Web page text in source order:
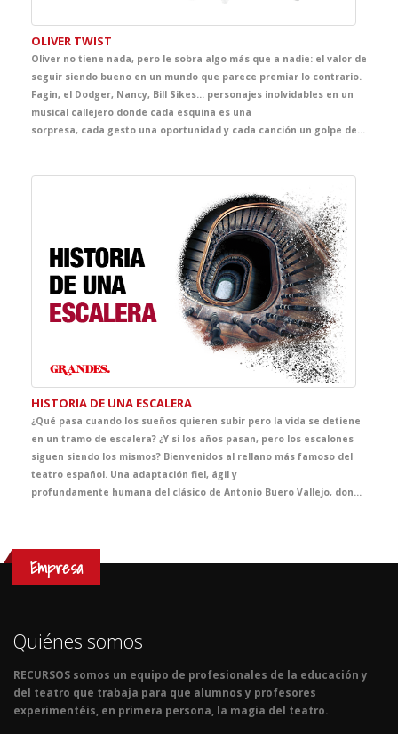
OLIVER TWIST
Oliver no tiene nada, pero le sobra algo más que a nadie: el valor de
seguir siendo bueno en un mundo que parece premiar lo contrario.
Fagin, el Dodger, Nancy, Bill Sikes… personajes inolvidables en un
musical callejero donde cada esquina es una
sorpresa, cada gesto una oportunidad y cada canción un golpe de realidad. Desde el primer momento la intención de Dickens fue clara: denunciar las penosas condiciones de vida de los niños de la calle. Y vaya si lo consiguió: desde1837, generaciones enteras han tenido en este personaje y sus emocionantes aventuras, el detonante que despertaba las conciencias. En este caso sobre la peor injusticia que se pueda concebir, la injusticia contra la infancia. Adéntrate por arte del teatro, al Londres más canalla, con sus grandes miserias y sus maravillosas esperanzas.
HISTORIA DE UNA ESCALERA
¿Qué pasa cuando los sueños quieren subir pero la vida se detiene
en un tramo de escalera? ¿Y si los años pasan, pero los escalones
siguen siendo los mismos? Bienvenidos al rellano más famoso del
teatro español. Una adaptación fiel, ágil y
profundamente humana del clásico de Antonio Buero Vallejo, donde generaciones enteras se cruzan, se miran… y a veces, se pierden. Una historia de amor, rutina, lucha y desencanto, donde lo cotidiano se convierte en símbolo, y lo sencillo, en extraordinario. Especialmente pensada para tus alumnos, esta versión hará que entiendan y sientan por qué el realismo sigue estando en el peldaño más alto en la historia del teatro español. Porque a veces, basta una escalera para contar toda una vida. Una obra realista y conmovedora que sube un peldaño más en GRANDES, el ciclo que da voz a la gran literatura desde el teatro.
Empresa
Quiénes somos
RECURSOS somos un equipo de profesionales de la educación y
del teatro que trabaja para que alumnos y profesores
experimentéis, en primera persona, la magia del teatro.